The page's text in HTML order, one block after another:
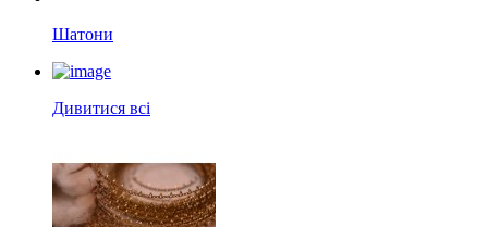
Шатони
Дивитися всі